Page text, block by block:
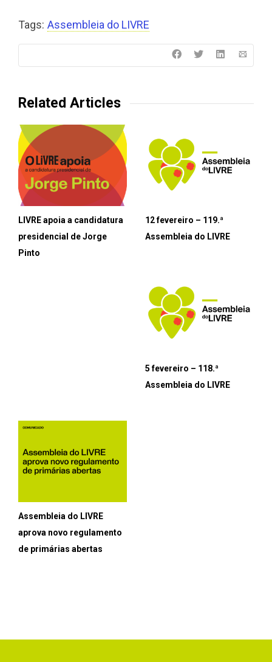
Tags: Assembleia do LIVRE
Related Articles
LIVRE apoia a candidatura
presidencial de Jorge
Pinto
12 fevereiro – 119.ª
Assembleia do LIVRE
5 fevereiro – 118.ª
Assembleia do LIVRE
Assembleia do LIVRE
aprova novo regulamento
de primárias abertas